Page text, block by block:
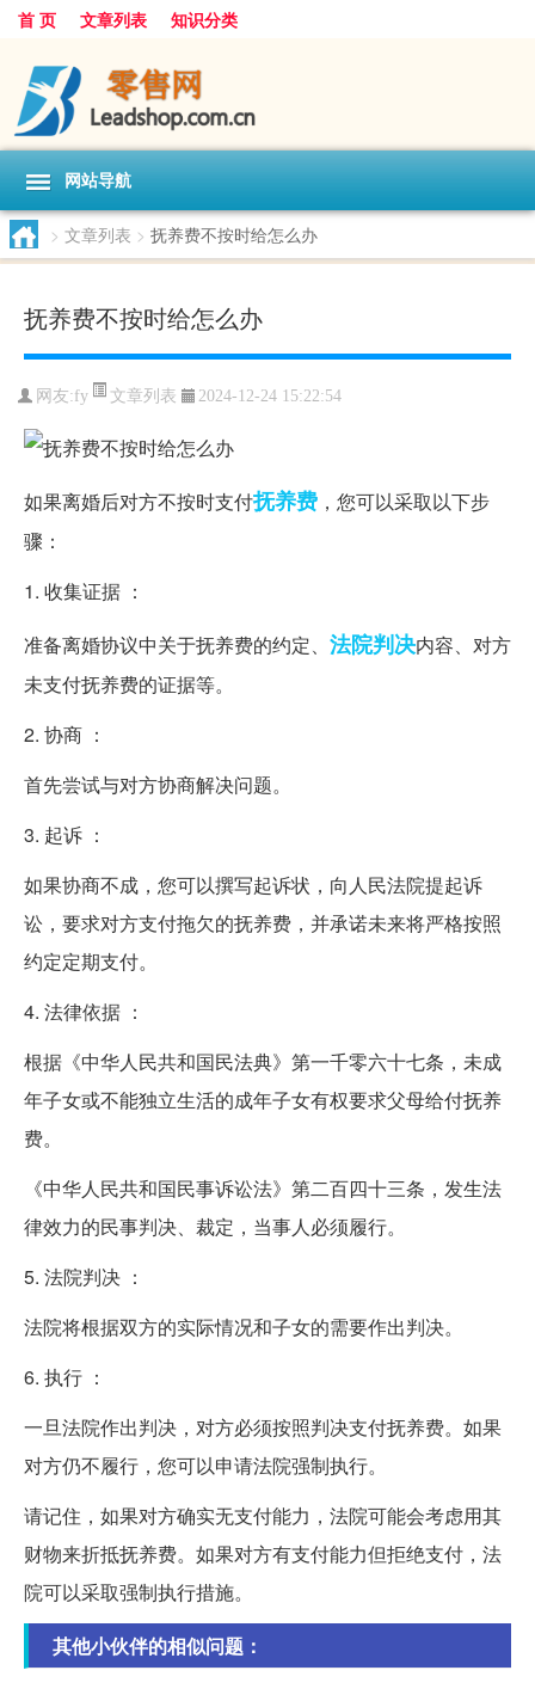
首 页 文章列表 知识分类
网站导航
> 文章列表 > 抚养费不按时给怎么办
抚养费不按时给怎么办
网友:fy 文章列表 2024-12-24 15:22:54
如果离婚后对方不按时支付抚养费 ，您可以采取以下步
骤：
1. 收集证据 ：
准备离婚协议中关于抚养费的约定、 法院判决内容、对方
未支付抚养费的证据等。
2. 协商 ：
首先尝试与对方协商解决问题。
3. 起诉 ：
如果协商不成，您可以撰写起诉状，向人民法院提起诉
讼，要求对方支付拖欠的抚养费，并承诺未来将严格按照
约定定期支付。
4. 法律依据 ：
根据《中华人民共和国民法典》第一千零六十七条，未成
年子女或不能独立生活的成年子女有权要求父母给付抚养
费。
《中华人民共和国民事诉讼法》第二百四十三条，发生法
律效力的民事判决、裁定，当事人必须履行。
5. 法院判决 ：
法院将根据双方的实际情况和子女的需要作出判决。
6. 执行 ：
一旦法院作出判决，对方必须按照判决支付抚养费。如果
对方仍不履行，您可以申请法院强制执行。
请记住，如果对方确实无支付能力，法院可能会考虑用其
财物来折抵抚养费。如果对方有支付能力但拒绝支付，法
院可以采取强制执行措施。
其他小伙伴的相似问题：